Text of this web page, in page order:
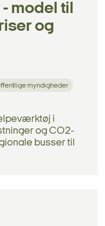
model til
og
myndigheder
i
og CO2-
busser til